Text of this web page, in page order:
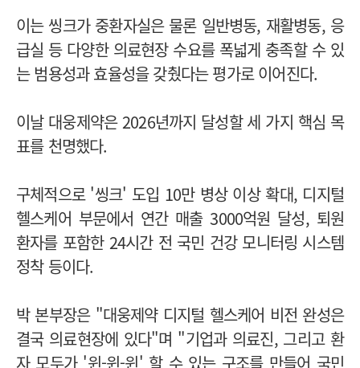
이는 씽크가 중환자실은 물론 일반병동, 재활병동, 응
급실 등 다양한 의료현장 수요를 폭넓게 충족할 수 있
는 범용성과 효율성을 갖췄다는 평가로 이어진다.
이날 대웅제약은 2026년까지 달성할 세 가지 핵심 목
표를 천명했다.
구체적으로 '씽크' 도입 10만 병상 이상 확대, 디지털
헬스케어 부문에서 연간 매출 3000억원 달성, 퇴원
환자를 포함한 24시간 전 국민 건강 모니터링 시스템
정착 등이다.
박 본부장은 "대웅제약 디지털 헬스케어 비전 완성은
결국 의료현장에 있다"며 "기업과 의료진, 그리고 환
자 모두가 '윈-윈-윈' 할 수 있는 구조를 만들어 국민